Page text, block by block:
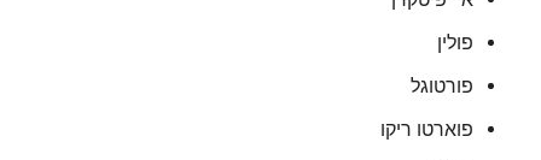
פולין
פורטוגל
פוארטו ריקו